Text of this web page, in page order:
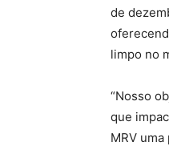
de
limpo no
“Nosso
que
MRV